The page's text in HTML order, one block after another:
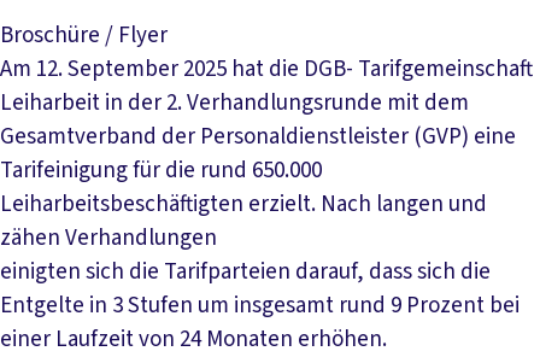
Broschüre / Flyer
Am 12. September 2025 hat die DGB- Tarifgemeinschaft
Leiharbeit in der 2. Verhandlungsrunde mit dem
Gesamtverband der Personaldienstleister (GVP) eine
Tarifeinigung für die rund 650.000
Leiharbeitsbeschäftigten erzielt. Nach langen und
zähen Verhandlungen
einigten sich die Tarifparteien darauf, dass sich die
Entgelte in 3 Stufen um insgesamt rund 9 Prozent bei
einer Laufzeit von 24 Monaten erhöhen.